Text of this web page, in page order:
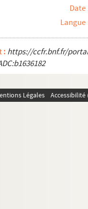
Date
Langue
: https://ccfr.bnf.fr/
Légales